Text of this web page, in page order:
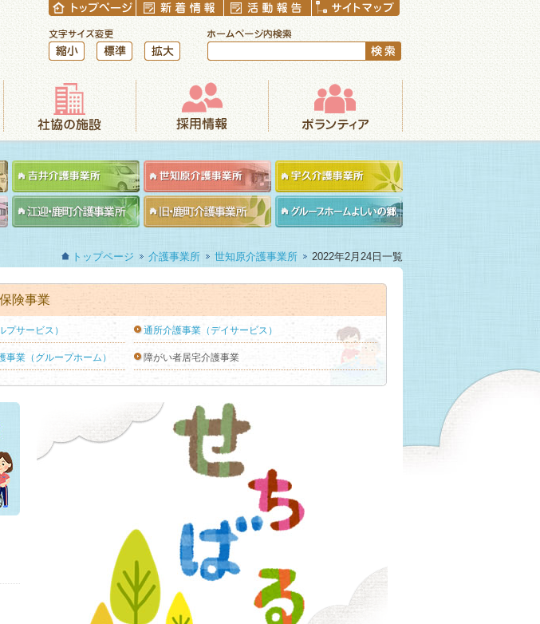
縮小 標準
社協の施設 採用情報 ボランティア
トップページ 介護事業所 世知原介護事業所 2022年2月24日一覧
険事業
サービス） 通所介護事業（デイサービス）
業（グループホーム） 障がい者居宅介護事業